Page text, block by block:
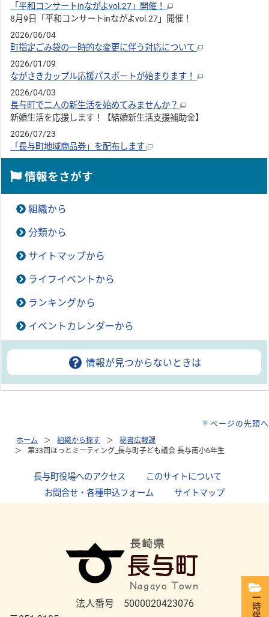
「平和コンサートinながよvol.27」開催！
8月9日「平和コンサートinながよvol.27」開催！
2026/06/04
町指定ごみ袋の一時的な変更に伴う対応について
2026/01/09
ながさきカップル応援パスポートが始まります！
2026/04/03
長与町で二人の新生活を始めてみませんか？
新婚生活を応援します！【結婚新生活支援補助金】
2026/07/23
「長与町地域商品券」を配布します
情報をさがす
組織から
分類から
サイトマップから
ライフイベントから
ランキングから
イベントカレンダーから
情報が見つからないときは
ページの先頭へ
ホーム 組織から探す
秘書広報課
第33回ほっとミーティング_長与町子ども議会 長与南小6年生
長与町役場へのアクセス このサイトについて
お問合せ・各種申込フォーム
サイトマップ
法人番号 5000020423076